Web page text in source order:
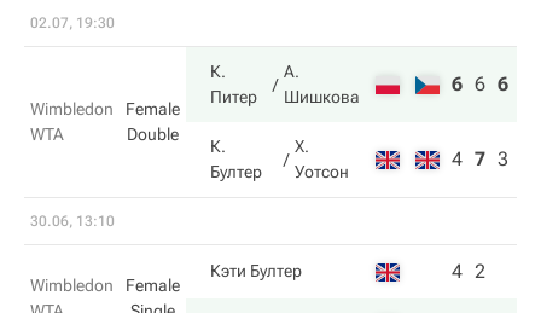
02.07, 19:30
Wimbledon
WTA
Female
Double
К.
Питер
А.
Шишкова
6 6 6
К.
Бултер
Х.
Уотсон
4 7 3
30.06, 13:10
Wimbledon
Female
Кэти Бултер 4 2